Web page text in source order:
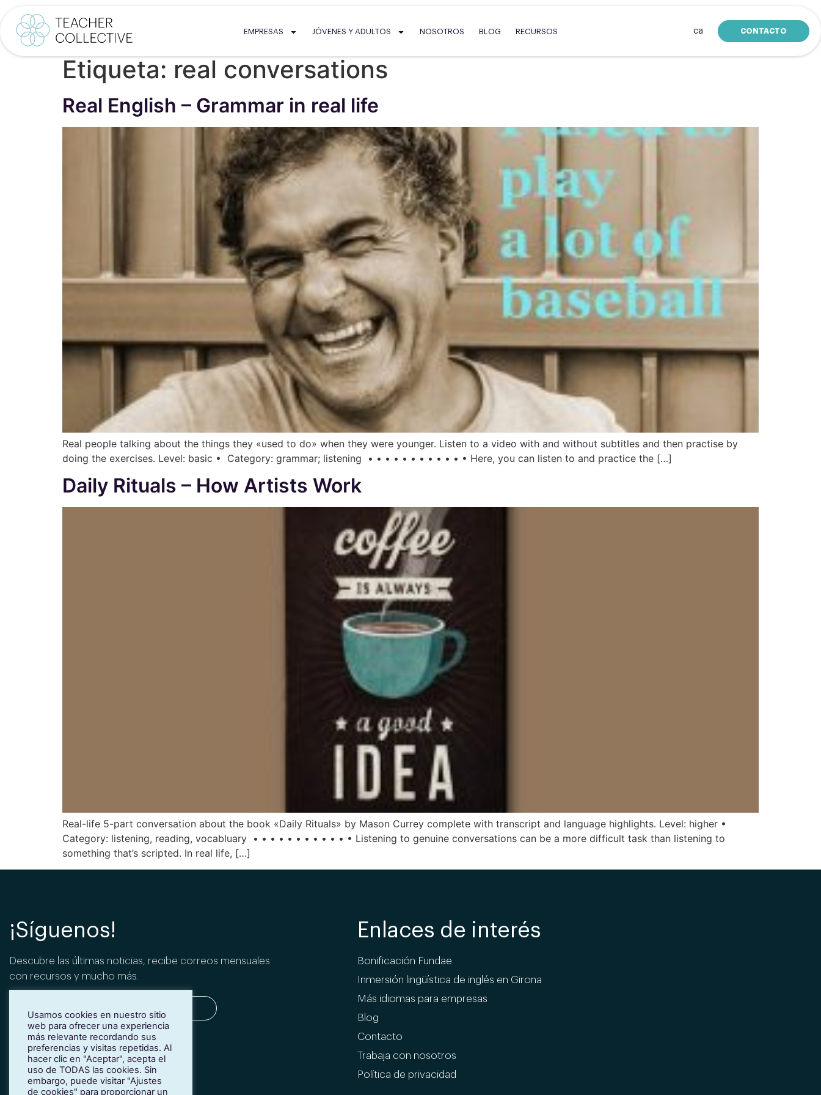
EMPRESAS JÓVENES Y ADULTOS NOSOTROS BLOG RECURSOS ca CONTACTO
Etiqueta: real conversations
Real English – Grammar in real life
Real people talking about the things they «used to do» when they were younger. Listen to a video with and without subtitles and then practise by
doing the exercises. Level: basic • Category: grammar; listening • • • • • • • • • • • • Here, you can listen to and practice the […]
Daily Rituals – How Artists Work
Real-life 5-part conversation about the book «Daily Rituals» by Mason Currey complete with transcript and language highlights. Level: higher •
Category: listening, reading, vocabluary • • • • • • • • • • • • Listening to genuine conversations can be a more difficult task than listening to
something that’s scripted. In real life, […]
¡Síguenos!
Descubre las últimas noticias, recibe correos mensuales
con recursos y mucho más.
SUSCRIBIRME
Enlaces de interés
Bonificación Fundae
Inmersión lingüística de inglés en Girona
Más idiomas para empresas
Blog
Contacto
Trabaja con nosotros
Política de privacidad
Usamos cookies en nuestro sitio
web para ofrecer una experiencia
más relevante recordando sus
preferencias y visitas repetidas. Al
hacer clic en "Aceptar", acepta el
uso de TODAS las cookies. Sin
embargo, puede visitar "Ajustes
de cookies" para proporcionar un